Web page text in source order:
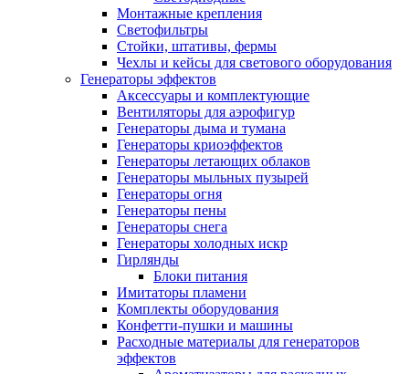
Монтажные крепления
Светофильтры
Стойки, штативы, фермы
Чехлы и кейсы для светового оборудования
Генераторы эффектов
Аксессуары и комплектующие
Вентиляторы для аэрофигур
Генераторы дыма и тумана
Генераторы криоэффектов
Генераторы летающих облаков
Генераторы мыльных пузырей
Генераторы огня
Генераторы пены
Генераторы снега
Генераторы холодных искр
Гирлянды
Блоки питания
Имитаторы пламени
Комплекты оборудования
Конфетти-пушки и машины
Расходные материалы для генераторов
эффектов